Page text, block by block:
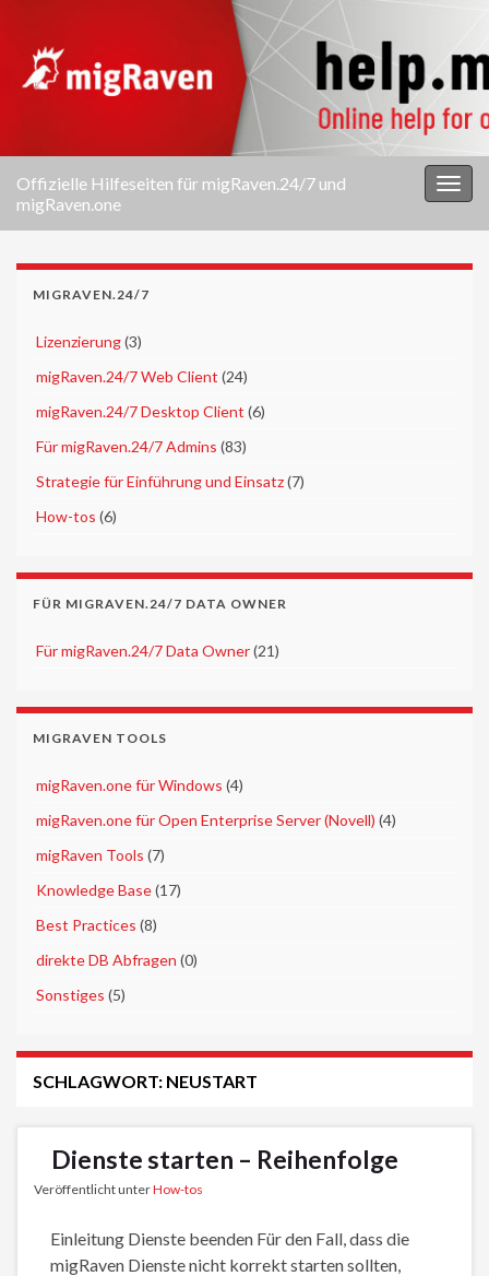
Offizielle Hilfeseiten für migRaven.24/7 und
migRaven.one
MIGRAVEN.24/7
Lizenzierung(3)
migRaven.24/7 Web Client (24)
migRaven.24/7 Desktop Client (6)
Für migRaven.24/7 Admins (83)
Strategie für Einführung und Einsatz(7)
How-tos (6)
FÜR MIGRAVEN.24/7 DATA OWNER
Für migRaven.24/7 Data Owner(21)
MIGRAVEN TOOLS
migRaven.one für Windows (4)
migRaven.one für Open Enterprise Server (Novell) (4)
migRaven Tools (7)
Knowledge Base(17)
Best Practices (8)
direkte DB Abfragen (0)
Sonstiges (5)
SCHLAGWORT: NEUSTART
Dienste starten – Reihenfolge
Veröffentlicht unterHow-tos
Einleitung Dienste beenden Für den Fall, dass die
migRaven Dienste nicht korrekt starten sollten,